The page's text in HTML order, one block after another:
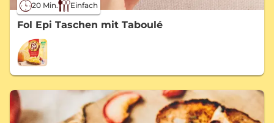
20 Min. Einfach
Fol Epi Taschen mit Taboulé